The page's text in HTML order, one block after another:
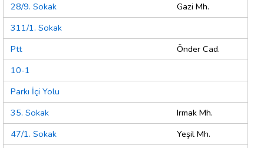
28/9. Sokak
Gazi Mh.
311/1. Sokak
Ptt
Önder Cad.
10-1
Parkı İçi Yolu
35. Sokak
Irmak Mh.
47/1. Sokak
Yeşil Mh.